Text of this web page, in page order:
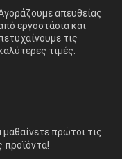
απευθείας
εργοστάσια και
τις
τιμές.
πρώτοι τις
προϊόντα!